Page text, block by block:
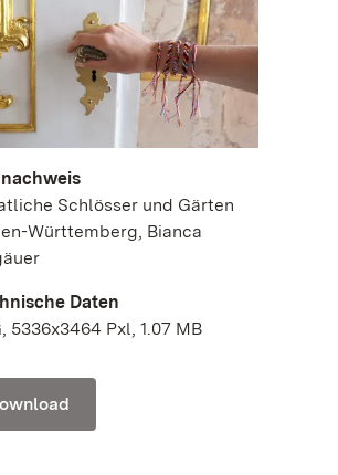
Schlösser und Gärten
Württemberg, Bianca
Daten
5336x3464 Pxl, 1.07 MB